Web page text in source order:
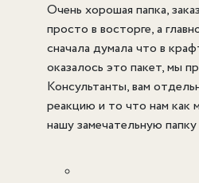
Очень хорошая папка,
просто в восторге, а
сначала думала что в
оказалось это пакет, мы
Консультанты, вам
реакцию и то что нам
нашу замечательную